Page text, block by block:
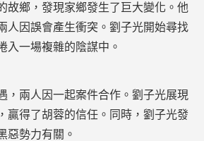
故鄉，發現家鄉發生了巨大變化。他
人因誤會產生衝突。劉子光開始尋找
入一場複雜的陰謀中。
，兩人因一起案件合作。劉子光展現
贏得了胡蓉的信任。同時，劉子光發
惡勢力有關。